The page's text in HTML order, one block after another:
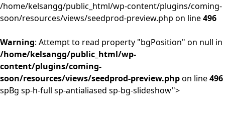
/home/kelsangg/public_html/wp-content/plugins/coming-
soon/resources/views/seedprod-preview.php on line496
Warning: Attempt to read property "bgPosition" on null in
/home/kelsangg/public_html/wp-
content/plugins/coming-
soon/resources/views/seedprod-preview.phpon line496
spBg sp-h-full sp-antialiased sp-bg-slideshow">